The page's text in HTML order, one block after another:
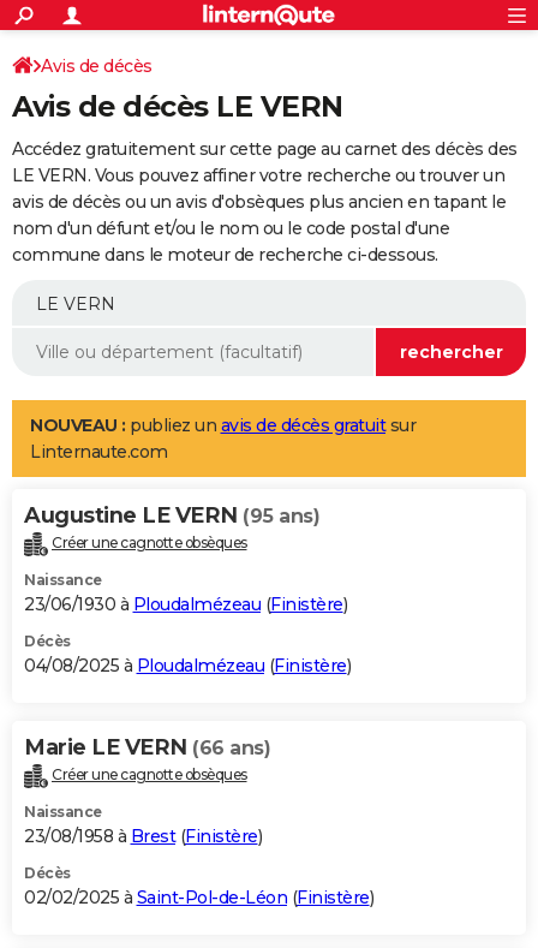
ACTUALITÉS
Politique
Société
Faits Divers
Education
Monde
Villes
+
SPORT
Coupe du monde 2026
Football
Tennis
Cyclisme
Rugby
Forum
Programme TV
TNTStreaming
Cinéma
Sorties cinéma
Musique
+FINANCE
Retraite
Epargne
Immobilier
Risques naturels par ville
Banque
Assurance
AUTO
Essais
Réserver un essai
Citadines
Berlines
SUV
Forum auto
+
Mobiles
Meilleur smartphone
Internet
Ordinateurs
Jeux vidéo
Guide high-tech
Aménagement intérieur
LIFESTYLE
Art de vivre
Bien-être
Loisirs
Mode
Modes de vie
Alimentation
Guide de la santé
Maladies
Médicaments
Sommeil
VOYAGE
Destinations
City break
Voyage nature
Voyage de noces
Forum
Climat
+PHOTO
GUIDES D'ACHAT
BONS PLANS
Carte de Noël
Carte Bonne année
Carte Saint-Valentin
Carte Pâques
Carte d'anniversaire
DICTIONNAIRE
Dictionnaire
Biographies
Citations
Expressions
Proverbes
PROGRAMME TV
S'inscrire
Se connecter
Lycées
Collèges
Primaires
Universités
Entreprises
Service militaire
Avis de recherche
AVIS DE DÉCÈS
Avis de décès
Avis de décès LE VERN
Accédez gratuitement sur cette page au carnet des décès des
LE VERN. Vous pouvez affiner votre recherche ou trouver un
avis de décès ou un avis d'obsèques plus ancien en tapant le
nom d'un défunt et/ou le nom ou le code postal d'une
commune dans le moteur de recherche ci-dessous.
NOUVEAU : publiez un avis de décès gratuitsur
Linternaute.com
Augustine LE VERN (95 ans)
Créer une cagnotte obsèques
Naissance
23/06/1930 à Ploudalmézeau (Finistère)
Décès
04/08/2025 à Ploudalmézeau (Finistère)
Marie LE VERN (66 ans)
Créer une cagnotte obsèques
Naissance
23/08/1958 à Brest(Finistère)
Décès
02/02/2025 à Saint-Pol-de-Léon (Finistère)